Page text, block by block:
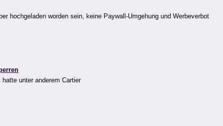
hochgeladen worden sein, keine Paywall-Umgehung und Werbeverbot
unter anderem Cartier